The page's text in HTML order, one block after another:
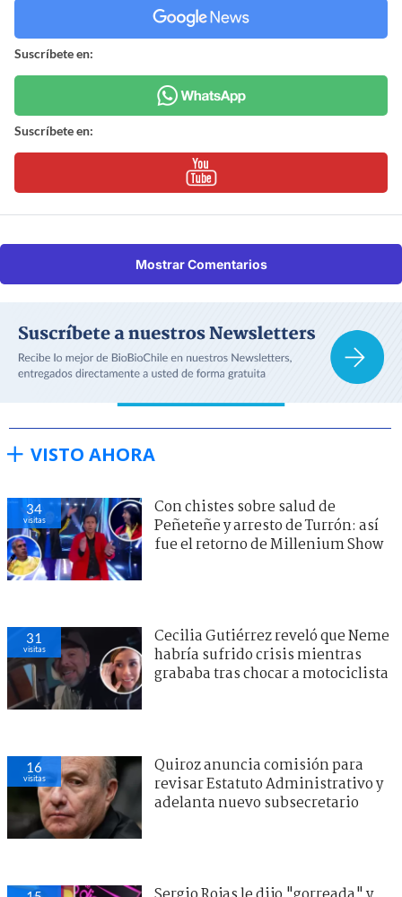
Suscríbete en:
Suscríbete en:
Mostrar Comentarios
VISTO AHORA
34
visitas
Con chistes sobre salud de
Peñeteñe y arresto de Turrón: así
fue el retorno de Millenium Show
31
visitas
Cecilia Gutiérrez reveló que Neme
habría sufrido crisis mientras
grababa tras chocar a motociclista
16
visitas
Quiroz anuncia comisión para
revisar Estatuto Administrativo y
adelanta nuevo subsecretario